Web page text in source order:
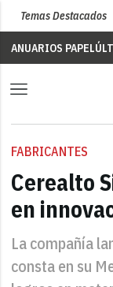
Temas Destacados
ANUARIOS PAPEL
FABRICANTES
Cerealto
en
La compañía
consta en su